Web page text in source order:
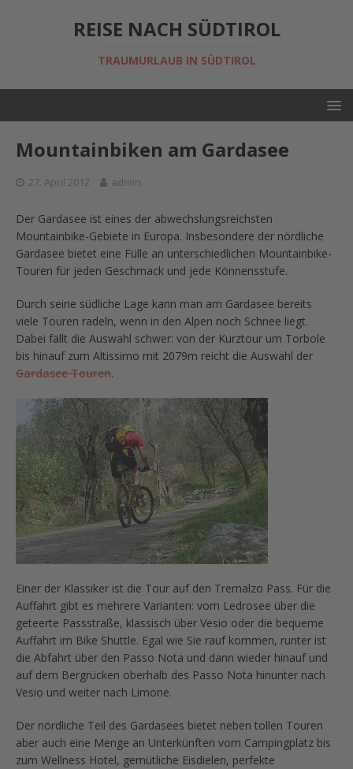
REISE NACH SÜDTIROL
TRAUMURLAUB IN SÜDTIROL
Mountainbiken am Gardasee
27. April 2012 admin
Der Gardasee ist eines der abwechslungsreichsten
Mountainbike-Gebiete in Europa. Insbesondere der nördliche
Gardasee bietet eine Fülle an unterschiedlichen Mountainbike-
Touren für jeden Geschmack und jede Könnensstufe.
Durch seine südliche Lage kann man am Gardasee bereits
viele Touren radeln, wenn in den Alpen noch Schnee liegt.
Dabei fällt die Auswahl schwer: von der Kurztour um Torbole
bis hinauf zum Altissimo mit 2079m reicht die Auswahl der
Gardasee Touren.
Einer der Klassiker ist die Tour auf den Tremalzo Pass. Für die
Auffahrt gibt es mehrere Varianten: vom Ledrosee über die
geteerte Passstraße, klassisch über Vesio oder die bequeme
Auffahrt im Bike Shuttle. Egal wie Sie rauf kommen, runter ist
die Abfahrt über den Passo Nota und dann wieder hinauf und
auf dem Bergrücken oberhalb des Passo Nota hinunter nach
Vesio und weiter nach Limone.
Der nördliche Teil des Gardasees bietet neben tollen Touren
aber auch eine Menge an Unterkünften vom Campingplatz bis
zum Wellness Hotel, gemütliche Eisdielen, perfekte